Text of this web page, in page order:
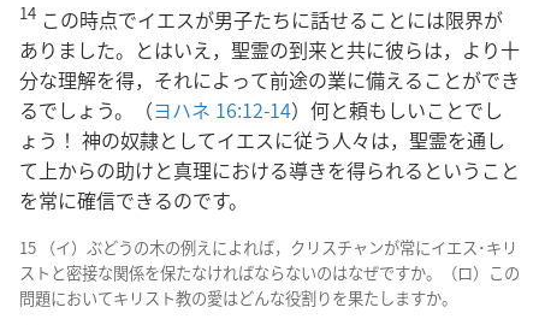
14 この時点でイエスが男子たちに話せることには限界が
ありました。とはいえ，聖霊の到来と共に彼らは，より十
分な理解を得，それによって前途の業に備えることができ
るでしょう。（ヨハネ 16:12-14）何と頼もしいことでし
ょう！ 神の奴隷としてイエスに従う人々は，聖霊を通し
て上からの助けと真理における導きを得られるということ
を常に確信できるのです。
15 （イ）ぶどうの木の例えによれば，クリスチャンが常にイエス･キリ
ストと密接な関係を保たなければならないのはなぜですか。（ロ）この
問題においてキリスト教の愛はどんな役割りを果たしますか。